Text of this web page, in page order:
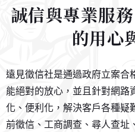
誠信與專業服
的用心
遠見徵信社是通過政府立案合
能絕對的放心，並且針對網路
化、便利化，解決客戶各種疑
前徵信、工商調查、尋人查址